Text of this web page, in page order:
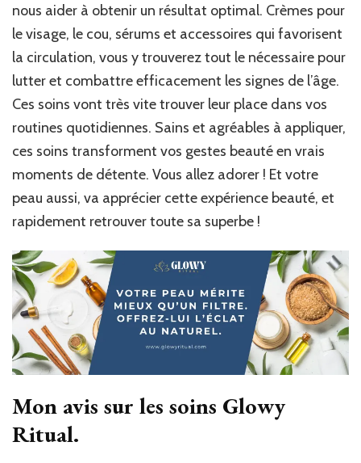
nous aider à obtenir un résultat optimal. Crèmes pour
le visage, le cou, sérums et accessoires qui favorisent
la circulation, vous y trouverez tout le nécessaire pour
lutter et combattre efficacement les signes de l’âge.
Ces soins vont très vite trouver leur place dans vos
routines quotidiennes. Sains et agréables à appliquer,
ces soins transforment vos gestes beauté en vrais
moments de détente. Vous allez adorer ! Et votre
peau aussi, va apprécier cette expérience beauté, et
rapidement retrouver toute sa superbe !
Mon avis sur les soins Glowy
Ritual.